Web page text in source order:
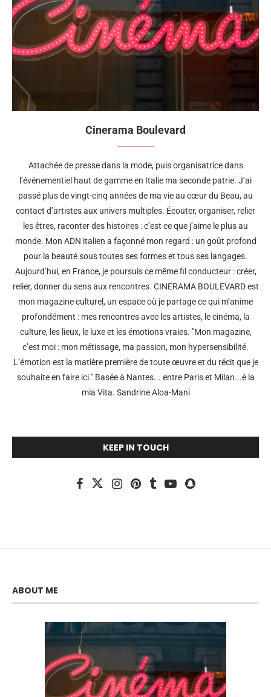
Cinerama Boulevard
Attachée de presse dans la mode, puis organisatrice dans
l’événementiel haut de gamme en Italie ma seconde patrie. J’ai
passé plus de vingt-cinq années de ma vie au cœur du Beau, au
contact d’artistes aux univers multiples. Écouter, organiser, relier
les êtres, raconter des histoires : c’est ce que j’aime le plus au
monde. Mon ADN italien a façonné mon regard : un goût profond
pour la beauté sous toutes ses formes et tous ses langages.
Aujourd’hui, en France, je poursuis ce même fil conducteur : créer,
relier, donner du sens aux rencontres. CINERAMA BOULEVARD est
mon magazine culturel, un espace où je partage ce qui m’anime
profondément : mes rencontres avec les artistes, le cinéma, la
culture, les lieux, le luxe et les émotions vraies. "Mon magazine,
c’est moi : mon métissage, ma passion, mon hypersensibilité.
L’émotion est la matière première de toute œuvre et du récit que je
souhaite en faire ici." Basée à Nantes... entre Paris et Milan...è la
mia Vita. Sandrine Aloa-Mani
KEEP IN TOUCH
ABOUT ME